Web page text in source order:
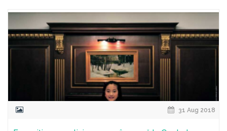
31 Aug 2018